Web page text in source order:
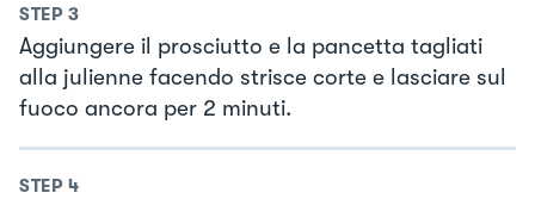
STEP 3
Aggiungere il prosciutto e la pancetta tagliati
alla julienne facendo strisce corte e lasciare sul
fuoco ancora per 2 minuti.
STEP 4